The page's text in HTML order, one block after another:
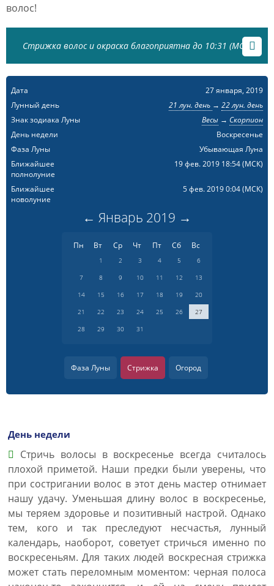
волос!
Стрижка волос и окраска благоприятна до 10:31 (МСК)
Дата
27 января, 2019
Лунный день
21 лун. день → 22 лун. день
Знак зодиака Луны
Весы→ Скорпион
День недели
Воскресенье
Фаза Луны
Убывающая Луна
Ближайшее
полнолуние
19 фев. 2019 18:54(МСК)
Ближайшее
новолуние
5 фев. 2019 0:04(МСК)
← Январь 2019 →
Пн Вт Ср Чт Пт Сб Вс
1 2 3 4 5
6
7
8 9 10 11 12
13
14
15 16 17 18 19
20
21
22 23 24 25 26
27
28
29 30 31
Фаза Луны Стрижка Огород
День недели
Стричь волосы в воскресенье всегда считалось
плохой приметой. Наши предки были уверены, что
при состригании волос в этот день мастер отнимает
нашу удачу. Уменьшая длину волос в воскресенье,
мы теряем здоровье и позитивный настрой. Однако
тем, кого и так преследуют несчастья, лунный
календарь, наоборот, советует стричься именно по
воскресеньям. Для таких людей воскресная стрижка
может стать переломным моментом: черная полоса